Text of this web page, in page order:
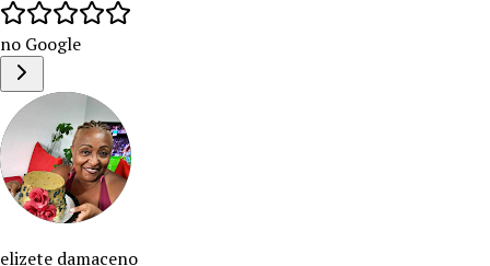
no Google
elizete damaceno